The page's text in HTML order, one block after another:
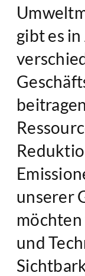
gibt es
unserer
und